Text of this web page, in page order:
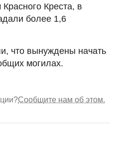
Креста, в
более 1,6
что вынуждены начать
могилах.
Сообщите нам об этом.